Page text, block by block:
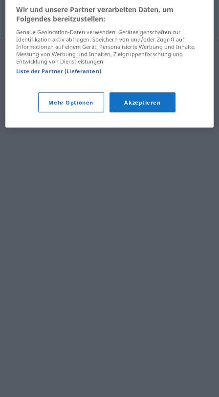
Randm brid
Wir und unsere Partner verarbeiten Daten, um
Folgendes bereitzustellen:
Genaue Geolocation-Daten verwenden. Geräteeigenschaften zur
Identifikation aktiv abfragen. Speichern von und/oder Zugriff auf
Informationen auf einem Gerät. Personalisierte Werbung und Inhalte,
Messung von Werbung und Inhalten, Zielgruppenforschung und
Entwicklung von Dienstleistungen.
Liste der Partner (Lieferanten)
Mehr Optionen Akzeptieren